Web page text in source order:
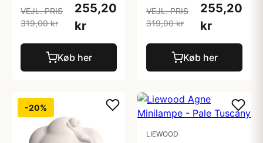
VEJL. PRIS
319,00 kr
255,20
kr
Køb her
VEJL. PRIS
319,00 kr
255,20
kr
Køb her
-20%
LIEWOOD